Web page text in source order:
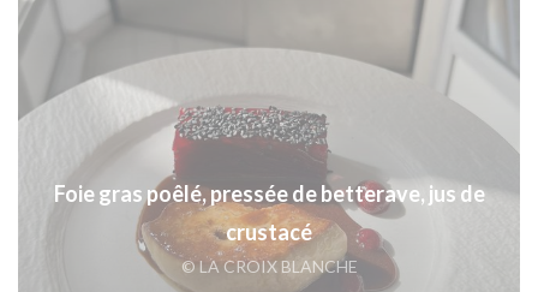
Foie gras poêlé, pressée de betterave, jus de
crustacé
© LA CROIX BLANCHE